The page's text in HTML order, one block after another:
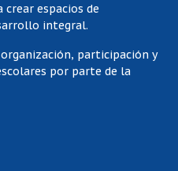
espacios de
integral.
participación y
por parte de la